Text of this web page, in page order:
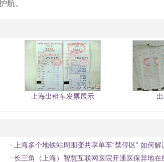
航。
上海出租车发票展示
· 上海多个地铁站周围变共享单车“禁停区” 如何解
· 长三角（上海）智慧互联网医院开通医保异地在